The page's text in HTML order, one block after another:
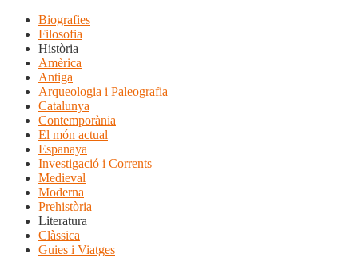
Biografies
Filosofia
Història
Amèrica
Antiga
Arqueologia i Paleografia
Catalunya
Contemporània
El món actual
Espanaya
Investigació i Corrents
Medieval
Moderna
Prehistòria
Literatura
Clàssica
Guies i Viatges